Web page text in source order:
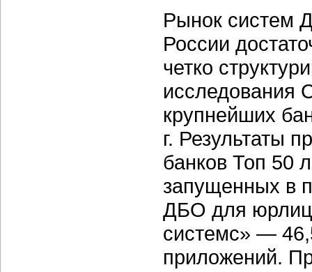
Рынок систем
России
четко
исследования
крупнейших
г. Результаты
банков Топ 50
запущенных в
ДБО для юрлиц
системс» —
приложений.